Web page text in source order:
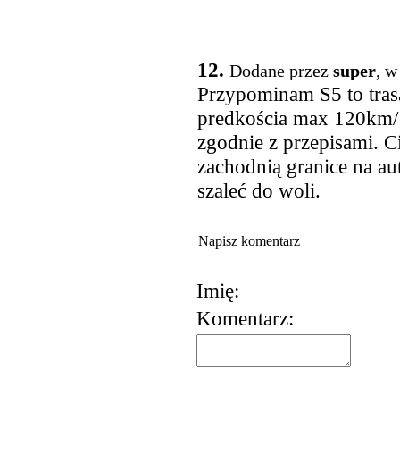
12. Dodane przez super,
Przypominam S5 to
predkościa max
zgodnie z przepisami.
zachodnią granice na
szaleć do woli.
Napisz komentarz
Imię:
Komentarz: